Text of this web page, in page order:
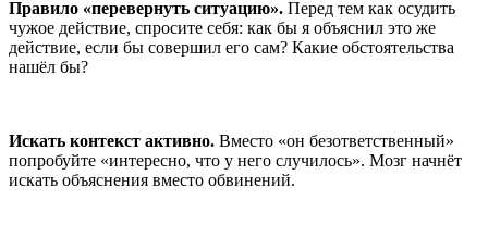
Правило «перевернуть ситуацию». Перед тем как осудить
чужое действие, спросите себя: как бы я объяснил это же
действие, если бы совершил его сам? Какие обстоятельства
нашёл бы?
Искать контекст активно. Вместо «он безответственный»
попробуйте «интересно, что у него случилось». Мозг начнёт
искать объяснения вместо обвинений.